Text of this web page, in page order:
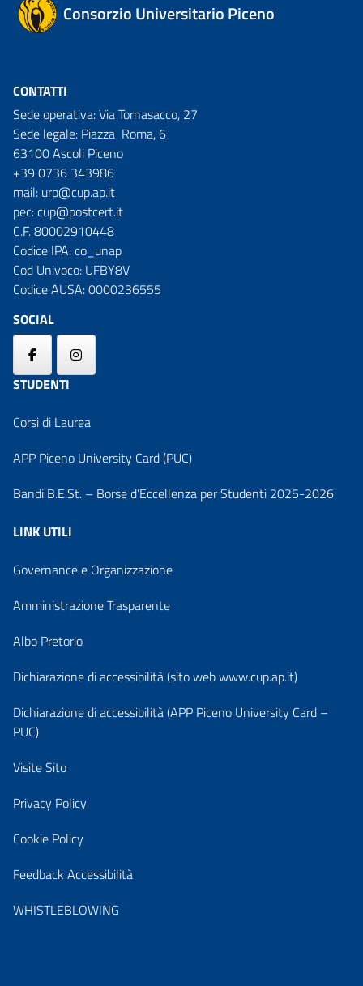
Consorzio Universitario Piceno
CONTATTI
Sede operativa: Via Tornasacco, 27
Sede legale: Piazza Roma, 6
63100 Ascoli Piceno
+39 0736 343986
mail: urp@cup.ap.it
pec:cup@postcert.it
C.F. 80002910448
Codice IPA: co_unap
Cod Univoco: UFBY8V
Codice AUSA: 0000236555
SOCIAL
STUDENTI
Corsi di Laurea
APP Piceno University Card (PUC)
Bandi B.E.St. – Borse d’Eccellenza per Studenti 2025-2026
LINK UTILI
Governance e Organizzazione
Amministrazione Trasparente
Albo Pretorio
Dichiarazione di accessibilità (sito web www.cup.ap.it)
Dichiarazione di accessibilità (APP Piceno University Card –
PUC)
Visite Sito
Privacy Policy
Cookie Policy
Feedback Accessibilità
WHISTLEBLOWING